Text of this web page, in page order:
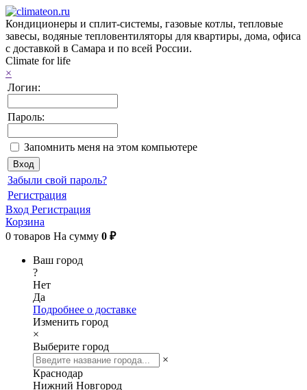
Кондиционеры и сплит-системы, газовые котлы, тепловые
завесы, водяные тепловентиляторы для квартиры, дома, офиса
с доставкой в Самара и по всей России.
Climate for life
×
Логин:
Пароль:
Запомнить меня на этом компьютере
Забыли свой пароль?
Регистрация
Вход Регистрация
Корзина
0 товаров На сумму 0 ₽
Ваш город
?
Нет
Да
Подробнее о доставке
Изменить город
×
Выберите город
×
Краснодар
Нижний Новгород